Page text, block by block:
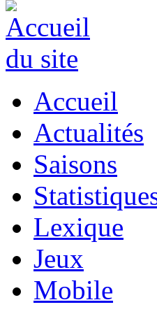
Accueil
Actualités
Saisons
Lexique
Jeux
Mobile